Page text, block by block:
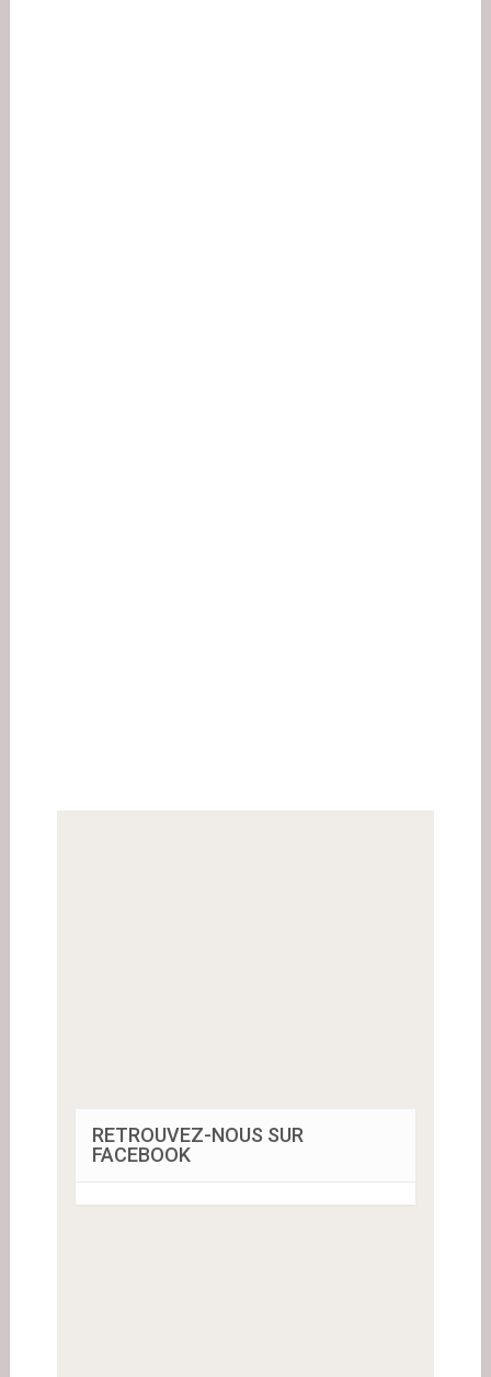
RETROUVEZ-NOUS SUR
FACEBOOK